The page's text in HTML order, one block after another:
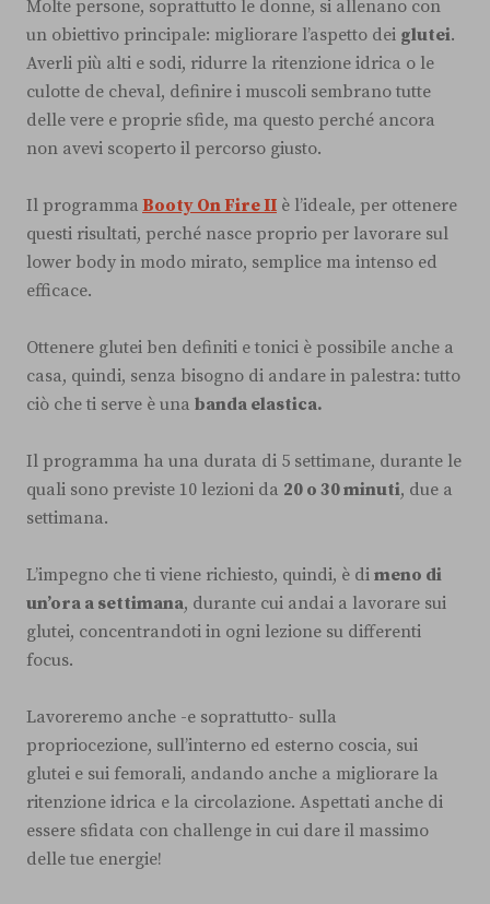
Molte persone, soprattutto le donne, si allenano con
un obiettivo principale: migliorare l’aspetto dei glutei.
Averli più alti e sodi, ridurre la ritenzione idrica o le
culotte de cheval, definire i muscoli sembrano tutte
delle vere e proprie sfide, ma questo perché ancora
non avevi scoperto il percorso giusto.
Il programma Booty On Fire II è l’ideale, per ottenere
questi risultati, perché nasce proprio per lavorare sul
lower body in modo mirato, semplice ma intenso ed
efficace.
Ottenere glutei ben definiti e tonici è possibile anche a
casa, quindi, senza bisogno di andare in palestra: tutto
ciò che ti serve è una banda elastica.
Il programma ha una durata di 5 settimane, durante le
quali sono previste 10 lezioni da 20 o 30 minuti, due a
settimana.
L’impegno che ti viene richiesto, quindi, è di meno di
un’ora a settimana, durante cui andai a lavorare sui
glutei, concentrandoti in ogni lezione su differenti
focus.
Lavoreremo anche -e soprattutto- sulla
propriocezione, sull’interno ed esterno coscia, sui
glutei e sui femorali, andando anche a migliorare la
ritenzione idrica e la circolazione. Aspettati anche di
essere sfidata con challenge in cui dare il massimo
delle tue energie!